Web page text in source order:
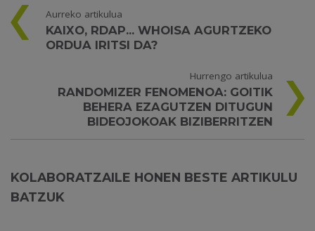
Aurreko artikulua
KAIXO, RDAP... WHOISA AGURTZEKO
ORDUA IRITSI DA?
Hurrengo artikulua
RANDOMIZER FENOMENOA: GOITIK
BEHERA EZAGUTZEN DITUGUN
BIDEOJOKOAK BIZIBERRITZEN
KOLABORATZAILE HONEN BESTE ARTIKULU
BATZUK